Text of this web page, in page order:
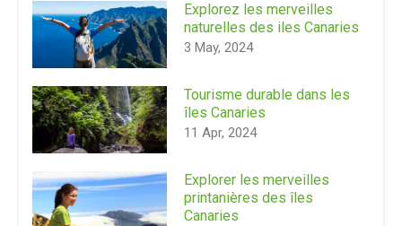
Explorez les merveilles
naturelles des iles Canaries
3 May, 2024
Tourisme durable dans les
îles Canaries
11 Apr, 2024
Explorer les merveilles
printanières des îles
Canaries